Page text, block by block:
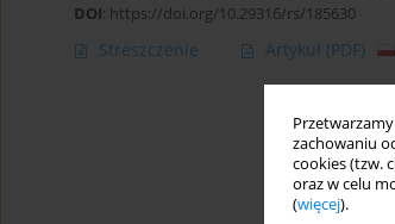
zachowaniu
cookies (tzw.
oraz w celu
(więcej).
DOI: https://doi.org/10.29316/rs/185630
Streszczenie Artykuł (PDF)